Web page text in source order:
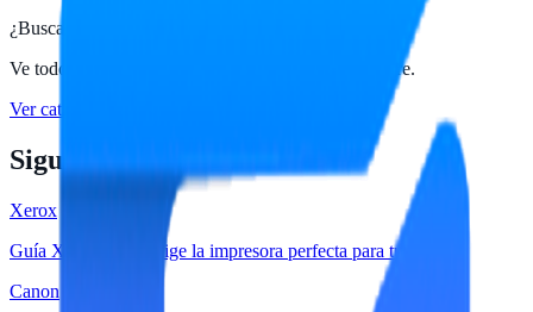
¿Buscas productos
Ve todo el catálogo
Hailan Store.
Ver catálogo
Sigue leyendo
Xerox
Guía Xerox 2026: elige la impresora perfecta para tu negocio
Canon